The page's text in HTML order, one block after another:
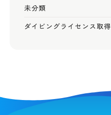
未分類
ダイビングライセンス取得